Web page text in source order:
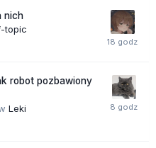
nich
topic
robot pozbawiony
Leki